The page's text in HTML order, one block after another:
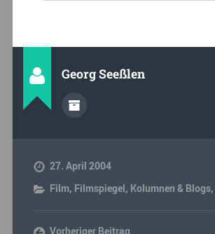
Georg Seeßlen
27. April 2004
Film, Filmspiegel, Kolumnen & Blogs,
Vorheriger Beitrag